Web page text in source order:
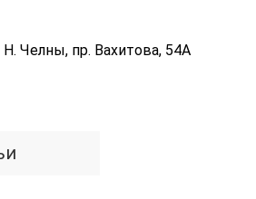
Н. Челны, пр. Вахитова, 54А